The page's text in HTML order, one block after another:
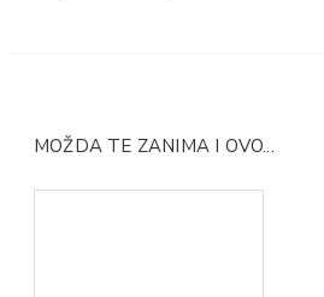
MOŽDA TE ZANIMA I OVO...